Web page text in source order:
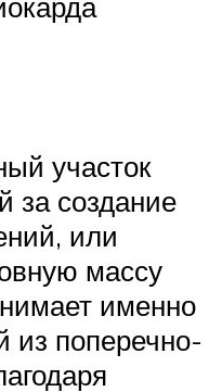
участок
за создание
или
массу
именно
из поперечно-